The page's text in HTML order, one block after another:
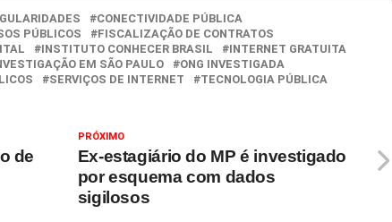
CONECTIVIDADE PÚBLICA
PÚBLICOS
FISCALIZAÇÃO DE CONTRATOS
INSTITUTO CONHECER BRASIL
INTERNET GRATUITA
EM SÃO PAULO
ONG INVESTIGADA
SERVIÇOS DE INTERNET
TECNOLOGIA PÚBLICA
PRÓXIMO
Ex-estagiário do MP é investigado
por esquema com dados
sigilosos
de